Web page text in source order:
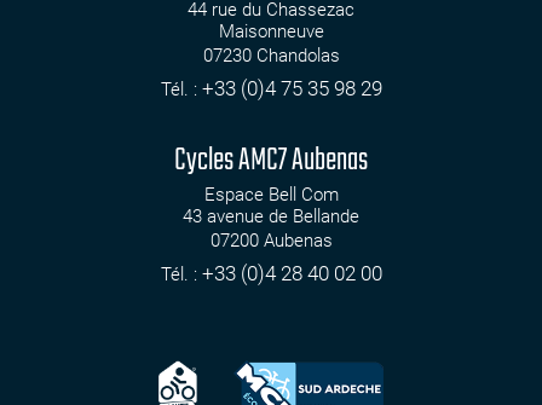
44 rue du Chassezac
Maisonneuve
07230 Chandolas
Tél. : +33 (0)4 75 35 98 29
Cycles AMC7 Aubenas
Espace Bell Com
43 avenue de Bellande
07200 Aubenas
Tél. : +33 (0)4 28 40 02 00